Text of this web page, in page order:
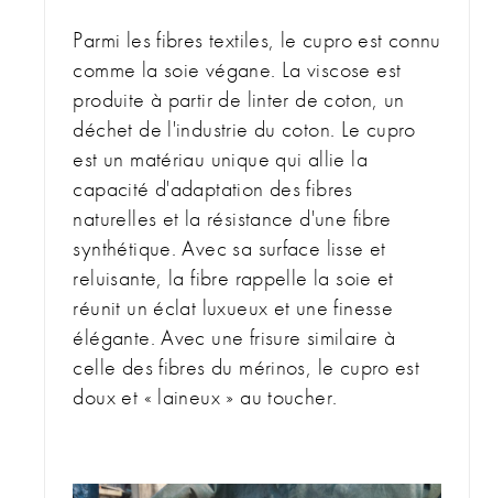
Parmi les fibres textiles, le cupro est connu
comme la soie végane. La viscose est
produite à partir de linter de coton, un
déchet de l'industrie du coton. Le cupro
est un matériau unique qui allie la
capacité d'adaptation des fibres
naturelles et la résistance d'une fibre
synthétique. Avec sa surface lisse et
reluisante, la fibre rappelle la soie et
réunit un éclat luxueux et une finesse
élégante. Avec une frisure similaire à
celle des fibres du mérinos, le cupro est
doux et « laineux » au toucher.